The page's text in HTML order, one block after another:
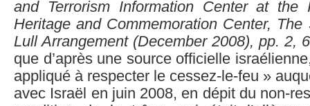
and Terrorism Information Center at the
Heritage and Commemoration Center,
Lull Arrangement (December 2008), pp. 2,
que d’après une source officielle
appliqué à respecter le cessez-le-feu »
avec Israël en juin 2008, en dépit du non-